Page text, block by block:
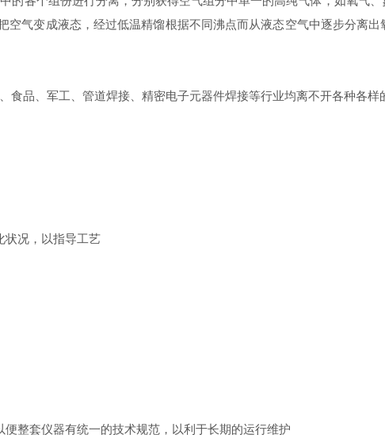
气变成液态，经过低温精馏根据不同沸点而从液态空气中逐步分离
、军工、管道焊接、精密电子元器件焊接等行业均离不开各种各样
况，以指导工艺
整套仪器有统一的技术规范，以利于长期的运行维护